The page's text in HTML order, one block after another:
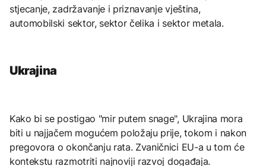
stjecanje, zadržavanje i priznavanje vještina,
automobilski sektor, sektor čelika i sektor metala.
Ukrajina
Kako bi se postigao "mir putem snage", Ukrajina mora
biti u najjačem mogućem položaju prije, tokom i nakon
pregovora o okončanju rata. Zvaničnici EU-a u tom će
kontekstu razmotriti najnoviji razvoj događaja.